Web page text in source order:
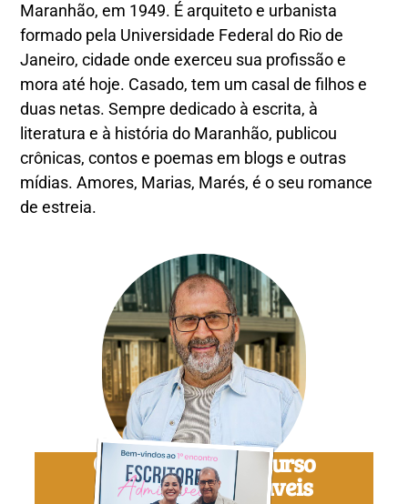
Maranhão, em 1949. É arquiteto e urbanista
formado pela Universidade Federal do Rio de
Janeiro, cidade onde exerceu sua profissão e
mora até hoje. Casado, tem um casal de filhos e
duas netas. Sempre dedicado à escrita, à
literatura e à história do Maranhão, publicou
crônicas, contos e poemas em blogs e outras
mídias. Amores, Marias, Marés, é o seu romance
de estreia.
Ganhador do concurso
Escritores Admiráveis